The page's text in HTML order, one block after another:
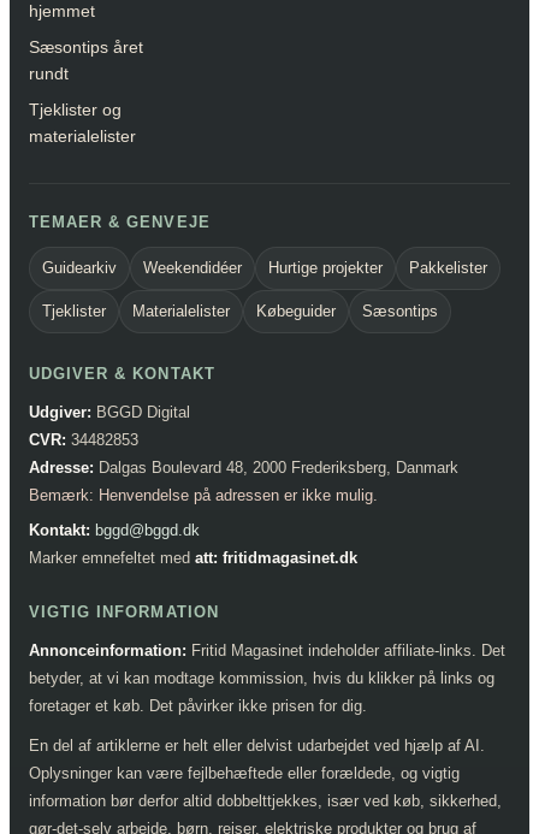
hjemmet
Sæsontips året
rundt
Tjeklister og
materialelister
TEMAER & GENVEJE
Guidearkiv Weekendidéer Hurtige projekter Pakkelister
Tjeklister Materialelister Købeguider Sæsontips
UDGIVER & KONTAKT
Udgiver: BGGD Digital
CVR: 34482853
Adresse: Dalgas Boulevard 48, 2000 Frederiksberg, Danmark
Bemærk: Henvendelse på adressen er ikke mulig.
Kontakt: bggd@bggd.dk
Marker emnefeltet med att: fritidmagasinet.dk
VIGTIG INFORMATION
Annonceinformation: Fritid Magasinet indeholder affiliate-links. Det
betyder, at vi kan modtage kommission, hvis du klikker på links og
foretager et køb. Det påvirker ikke prisen for dig.
En del af artiklerne er helt eller delvist udarbejdet ved hjælp af AI.
Oplysninger kan være fejlbehæftede eller forældede, og vigtig
information bør derfor altid dobbelttjekkes, især ved køb, sikkerhed,
gør-det-selv arbejde, børn, rejser, elektriske produkter og brug af